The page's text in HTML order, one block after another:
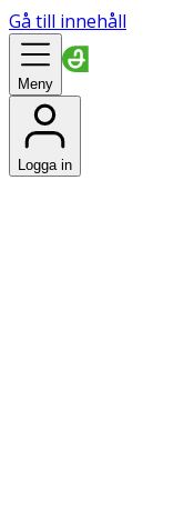
Gå till innehåll
Meny
Logga in